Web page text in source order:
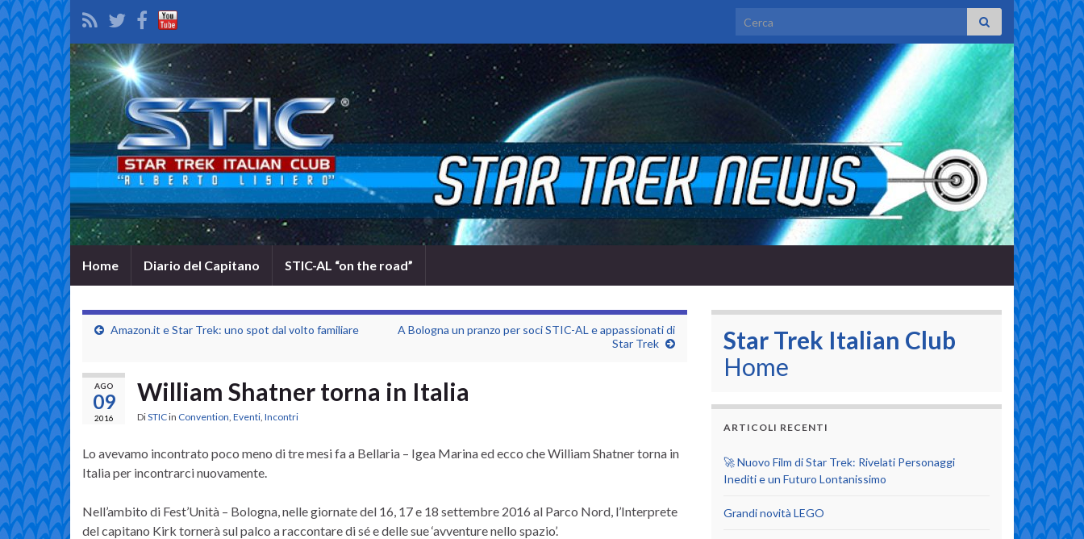
Search for:
Home Diario del Capitano STIC-AL “on the road”
Amazon.it e Star Trek: uno spot dal volto familiare
A Bologna un pranzo per soci STIC-AL e appassionati di
Star Trek
AGO
09
2016
William Shatner torna in Italia
DiSTICin Convention, Eventi, Incontri
Lo avevamo incontrato poco meno di tre mesi fa a Bellaria – Igea Marina ed ecco che William Shatner torna in
Italia per incontrarci nuovamente.
Nell’ambito di Fest’Unità – Bologna, nelle giornate del 16, 17 e 18 settembre 2016 al Parco Nord, l’Interprete
del capitano Kirk tornerà sul palco a raccontare di sé e delle sue ‘avventure nello spazio’.
Star Trek Italian Club
Home
ARTICOLI RECENTI
🚀 Nuovo Film di Star Trek: Rivelati Personaggi
Inediti e un Futuro Lontanissimo
Grandi novità LEGO